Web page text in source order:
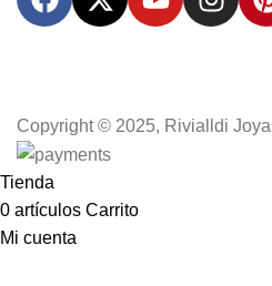
Copyright © 2025, Rivialldi
Tienda
0 artículos Carrito
Mi cuenta